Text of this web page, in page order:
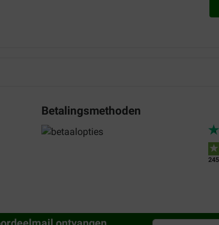
over deze hondenbrokken voor mijn Teckel. Hij eet ze
Betalingsmethoden